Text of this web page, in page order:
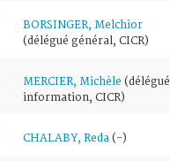
BORSINGER, Melchior
(délégué général, CICR)
MERCIER, Michèle (délégué
information, CICR)
CHALABY, Reda (-)